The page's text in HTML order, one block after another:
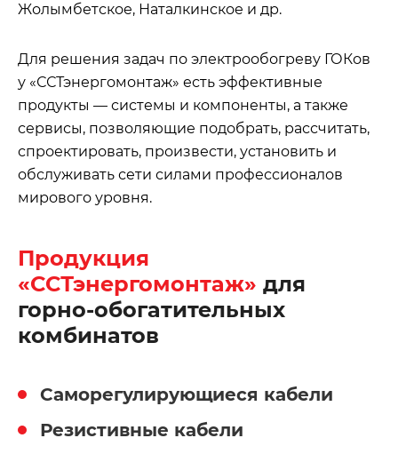
Жолымбетское, Наталкинское и др.
Для решения задач по электрообогреву ГОКов
у «ССТэнергомонтаж» есть эффективные
продукты — системы и компоненты, а также
сервисы, позволяющие подобрать, рассчитать,
спроектировать, произвести, установить и
обслуживать сети силами профессионалов
мирового уровня.
Продукция
«ССТэнергомонтаж» для
горно-обогатительных
комбинатов
Саморегулирующиеся кабели
Резистивные кабели